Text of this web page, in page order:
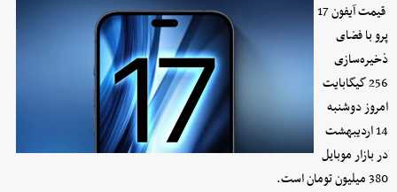
قیمت آیفون 17
پرو با فضای
ذخیره‌سازی
256 گیگابایت
امروز دوشنبه
14 اردیبهشت
در بازار موبایل
380 میلیون تومان است.